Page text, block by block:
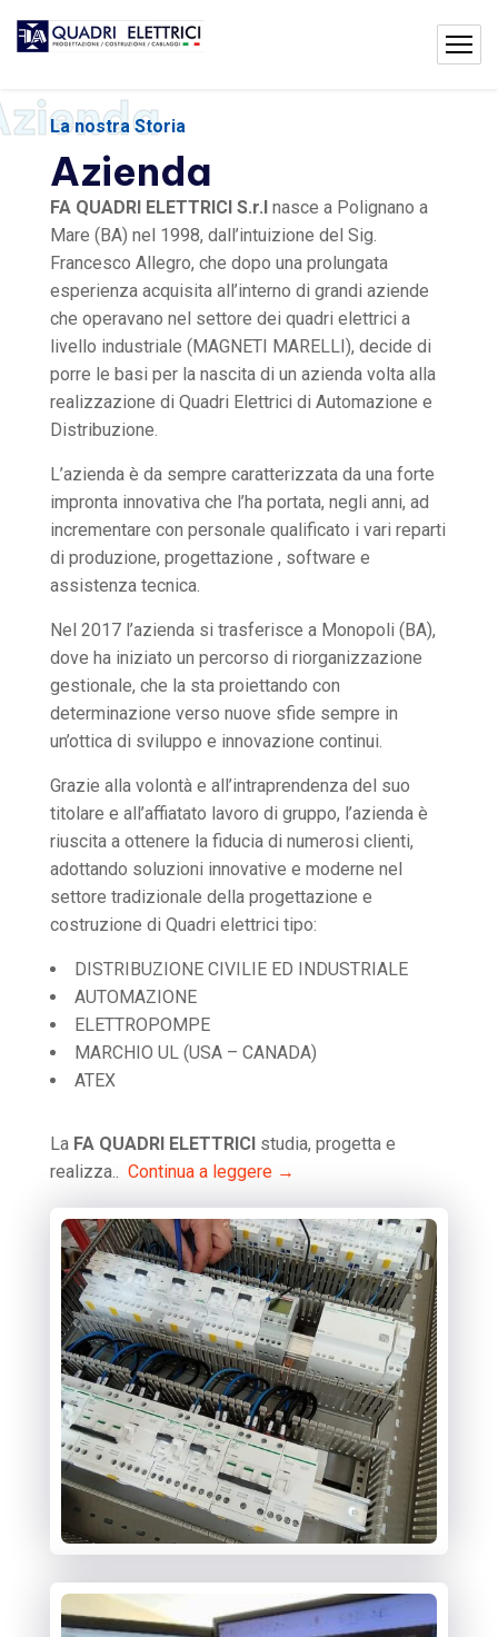
La nostra Storia
Azienda
FA QUADRI ELETTRICI S.r.l nasce a Polignano a
Mare (BA) nel 1998, dall’intuizione del Sig.
Francesco Allegro, che dopo una prolungata
esperienza acquisita all’interno di grandi aziende
che operavano nel settore dei quadri elettrici a
livello industriale (MAGNETI MARELLI), decide di
porre le basi per la nascita di un azienda volta alla
realizzazione di Quadri Elettrici di Automazione e
Distribuzione.
L’azienda è da sempre caratterizzata da una forte
impronta innovativa che l’ha portata, negli anni, ad
incrementare con personale qualificato i vari reparti
di produzione, progettazione , software e
assistenza tecnica.
Nel 2017 l’azienda si trasferisce a Monopoli (BA),
dove ha iniziato un percorso di riorganizzazione
gestionale, che la sta proiettando con
determinazione verso nuove sfide sempre in
un’ottica di sviluppo e innovazione continui.
Grazie alla volontà e all’intraprendenza del suo
titolare e all’affiatato lavoro di gruppo, l’azienda è
riuscita a ottenere la fiducia di numerosi clienti,
adottando soluzioni innovative e moderne nel
settore tradizionale della progettazione e
costruzione di Quadri elettrici tipo:
DISTRIBUZIONE CIVILIE ED INDUSTRIALE
AUTOMAZIONE
ELETTROPOMPE
MARCHIO UL (USA – CANADA)
ATEX
La FA QUADRI ELETTRICI studia, progetta e
realizza.. Continua a leggere →